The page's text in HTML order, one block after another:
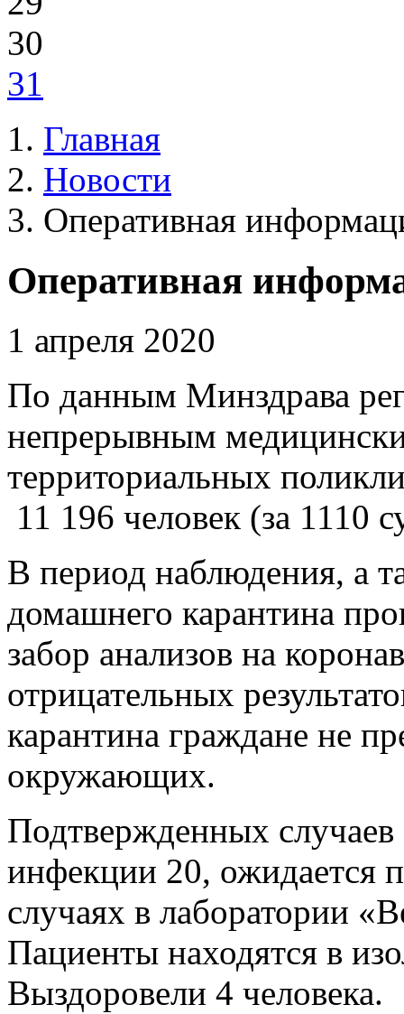
30
31
Главная
Новости
Оперативная
Оперативная
1 апреля 2020
По данным Минздрава
непрерывным
территориальных
11 196 человек (за 1110
В период наблюдения, а
домашнего карантина
забор анализов на
отрицательных
карантина граждане не
окружающих.
Подтвержденных случаев
инфекции 20, ожидается
случаях в лаборатории
Пациенты находятся в
Выздоровели 4 человека.